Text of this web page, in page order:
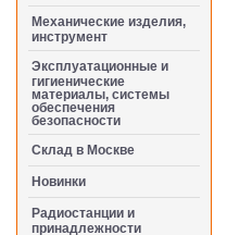
Механические изделия,
инструмент
Эксплуатационные и
гигиенические
материалы, системы
обеспечения
безопасности
Cклад в Москве
Новинки
Радиостанции и
принадлежности